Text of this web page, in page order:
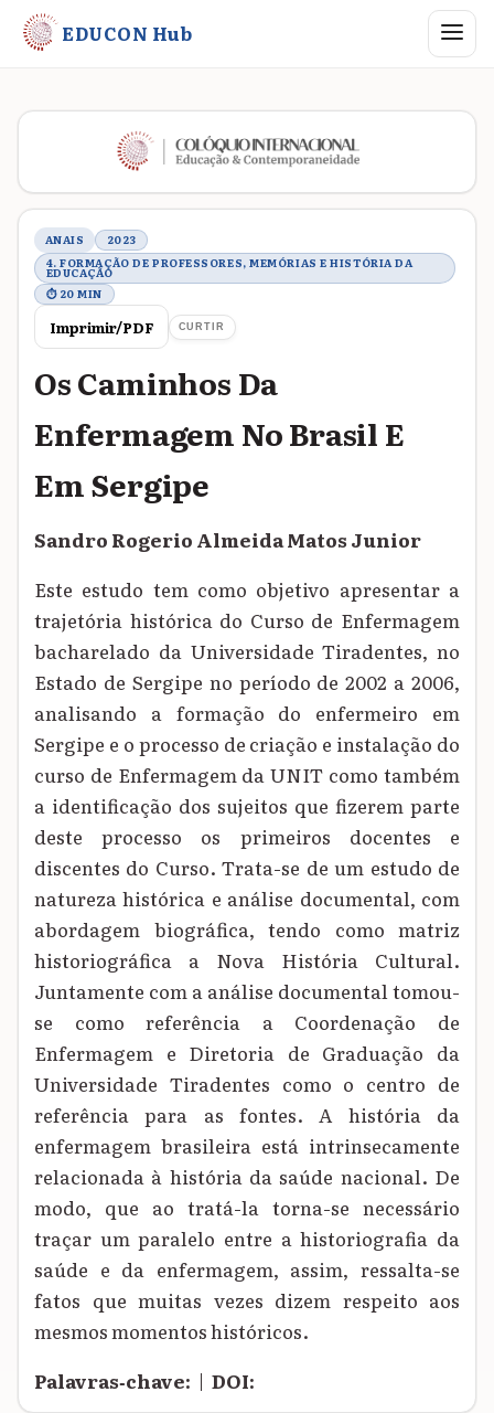
EDUCON Hub Abrir
Metadados do trabalho
ANAIS
2023
4. FORMAÇÃO DE PROFESSORES, MEMÓRIAS E HISTÓRIA DA
EDUCAÇÃO
⏱ 20 MIN
Imprimir/PDF CURTIR
Os Caminhos Da
Enfermagem No Brasil E
Em Sergipe
Sandro Rogerio Almeida Matos Junior
Este estudo tem como objetivo apresentar a
trajetória histórica do Curso de Enfermagem
bacharelado da Universidade Tiradentes, no
Estado de Sergipe no período de 2002 a 2006,
analisando a formação do enfermeiro em
Sergipe e o processo de criação e instalação do
curso de Enfermagem da UNIT como também
a identificação dos sujeitos que fizerem parte
deste processo os primeiros docentes e
discentes do Curso. Trata-se de um estudo de
natureza histórica e análise documental, com
abordagem biográfica, tendo como matriz
historiográfica a Nova História Cultural.
Juntamente com a análise documental tomou-
se como referência a Coordenação de
Enfermagem e Diretoria de Graduação da
Universidade Tiradentes como o centro de
referência para as fontes. A história da
enfermagem brasileira está intrinsecamente
relacionada à história da saúde nacional. De
modo, que ao tratá-la torna-se necessário
traçar um paralelo entre a historiografia da
saúde e da enfermagem, assim, ressalta-se
fatos que muitas vezes dizem respeito aos
mesmos momentos históricos.
Palavras‑chave: | DOI: